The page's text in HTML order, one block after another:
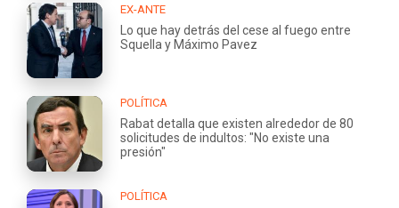
EX-ANTE
Lo que hay detrás del cese al fuego entre
Squella y Máximo Pavez
POLÍTICA
Rabat detalla que existen alrededor de 80
solicitudes de indultos: "No existe una
presión"
POLÍTICA